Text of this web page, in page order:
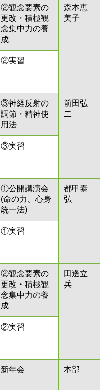
②観念要素の
更改・積極観
念集中力の養
成
森本恵
美子
②実習
③神経反射の
調節・精神使
用法
前田弘
二
③実習
①公開講演会
(命の力、心身
統一法)
都甲泰
弘
①実習
②観念要素の
更改・積極観
念集中力の養
成
田邊立
兵
②実習
新年会 本部